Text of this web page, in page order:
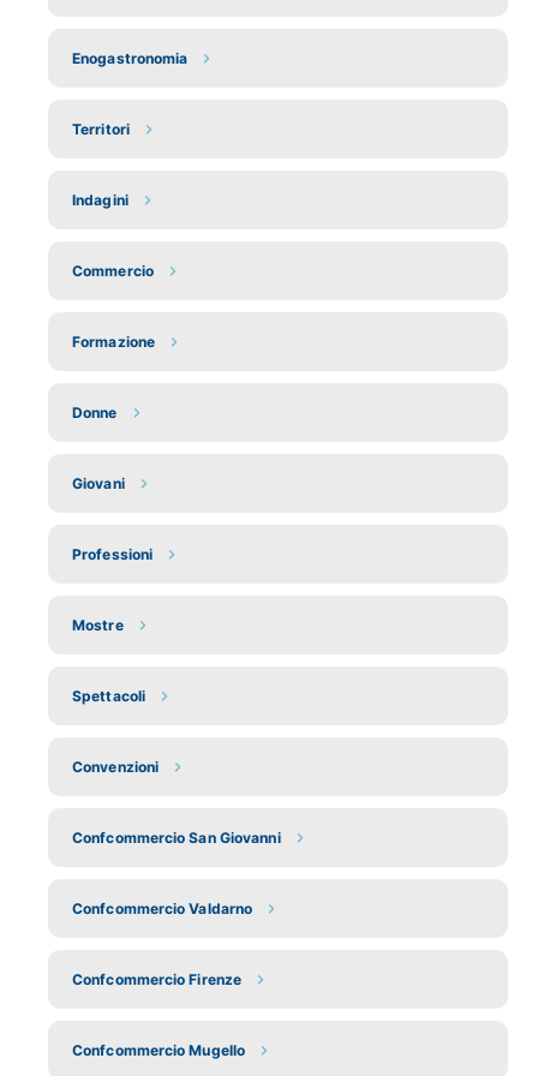
Enogastronomia
Territori
Indagini
Commercio
Formazione
Donne
Giovani
Professioni
Mostre
Spettacoli
Convenzioni
Confcommercio San Giovanni
Confcommercio Valdarno
Confcommercio Firenze
Confcommercio Mugello